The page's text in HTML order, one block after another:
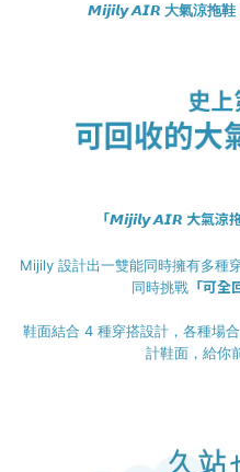
𝙈𝙞𝙟𝙞𝙡𝙮 𝘼𝙄𝙍 大氣涼拖鞋
「𝙈𝙞𝙟𝙞𝙡𝙮 𝘼𝙄𝙍 大氣涼
Mijily 設計出一雙能同時擁有多種
同時挑戰 「可全
鞋面結合 4 種穿搭設計，各種場
計鞋面，給你